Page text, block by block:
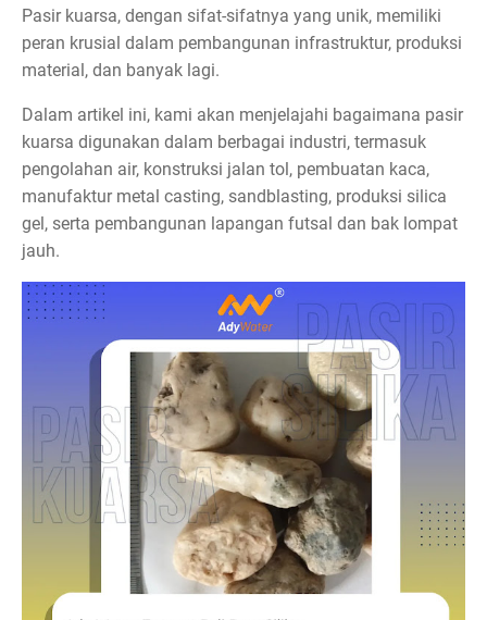
Pasir kuarsa, dengan sifat-sifatnya yang unik, memiliki
peran krusial dalam pembangunan infrastruktur, produksi
material, dan banyak lagi.
Dalam artikel ini, kami akan menjelajahi bagaimana pasir
kuarsa digunakan dalam berbagai industri, termasuk
pengolahan air, konstruksi jalan tol, pembuatan kaca,
manufaktur metal casting, sandblasting, produksi silica
gel, serta pembangunan lapangan futsal dan bak lompat
jauh.